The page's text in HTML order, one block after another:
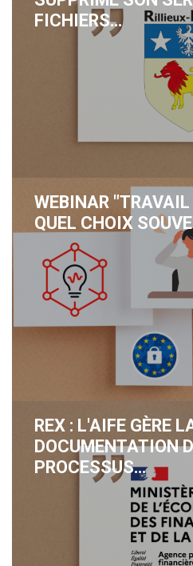
FICHIERS…
WEBINAR
QUEL CHOIX
REX : L'AIFE GÈRE
DOCUMENTATION
PROCESSUS…